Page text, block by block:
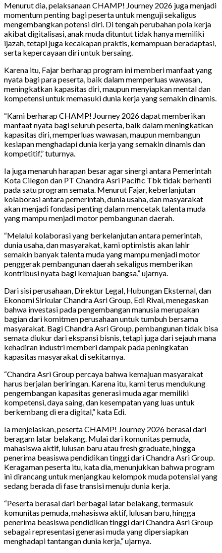
Menurut dia, pelaksanaan CHAMP! Journey 2026 juga menjadi
momentum penting bagi peserta untuk menguji sekaligus
mengembangkan potensi diri. Di tengah perubahan pola kerja
akibat digitalisasi, anak muda dituntut tidak hanya memiliki
ijazah, tetapi juga kecakapan praktis, kemampuan beradaptasi,
serta kepercayaan diri untuk bersaing.
Karena itu, Fajar berharap program ini memberi manfaat yang
nyata bagi para peserta, baik dalam memperluas wawasan,
meningkatkan kapasitas diri, maupun menyiapkan mental dan
kompetensi untuk memasuki dunia kerja yang semakin dinamis.
“Kami berharap CHAMP! Journey 2026 dapat memberikan
manfaat nyata bagi seluruh peserta, baik dalam meningkatkan
kapasitas diri, memperluas wawasan, maupun membangun
kesiapan menghadapi dunia kerja yang semakin dinamis dan
kompetitif,” tuturnya.
Ia juga menaruh harapan besar agar sinergi antara Pemerintah
Kota Cilegon dan PT Chandra Asri Pacific Tbk tidak berhenti
pada satu program semata. Menurut Fajar, keberlanjutan
kolaborasi antara pemerintah, dunia usaha, dan masyarakat
akan menjadi fondasi penting dalam mencetak talenta muda
yang mampu menjadi motor pembangunan daerah.
“Melalui kolaborasi yang berkelanjutan antara pemerintah,
dunia usaha, dan masyarakat, kami optimistis akan lahir
semakin banyak talenta muda yang mampu menjadi motor
penggerak pembangunan daerah sekaligus memberikan
kontribusi nyata bagi kemajuan bangsa,” ujarnya.
Dari sisi perusahaan, Direktur Legal, Hubungan Eksternal, dan
Ekonomi Sirkular Chandra Asri Group, Edi Rivai, menegaskan
bahwa investasi pada pengembangan manusia merupakan
bagian dari komitmen perusahaan untuk tumbuh bersama
masyarakat. Bagi Chandra Asri Group, pembangunan tidak bisa
semata diukur dari ekspansi bisnis, tetapi juga dari sejauh mana
kehadiran industri memberi dampak pada peningkatan
kapasitas masyarakat di sekitarnya.
“Chandra Asri Group percaya bahwa kemajuan masyarakat
harus berjalan beriringan. Karena itu, kami terus mendukung
pengembangan kapasitas generasi muda agar memiliki
kompetensi, daya saing, dan kesempatan yang luas untuk
berkembang di era digital,” kata Edi.
Ia menjelaskan, peserta CHAMP! Journey 2026 berasal dari
beragam latar belakang. Mulai dari komunitas pemuda,
mahasiswa aktif, lulusan baru atau fresh graduate, hingga
penerima beasiswa pendidikan tinggi dari Chandra Asri Group.
Keragaman peserta itu, kata dia, menunjukkan bahwa program
ini dirancang untuk menjangkau kelompok muda potensial yang
sedang berada di fase transisi menuju dunia kerja.
“Peserta berasal dari berbagai latar belakang, termasuk
komunitas pemuda, mahasiswa aktif, lulusan baru, hingga
penerima beasiswa pendidikan tinggi dari Chandra Asri Group
sebagai representasi generasi muda yang dipersiapkan
menghadapi tantangan dunia kerja,” ujarnya.